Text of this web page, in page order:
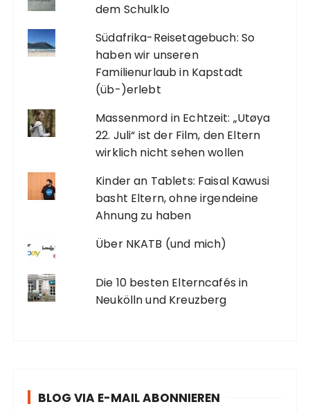
dem Schulklo
Südafrika-Reisetagebuch: So
haben wir unseren
Familienurlaub in Kapstadt
(üb-)erlebt
Massenmord in Echtzeit: „Utøya
22. Juli“ ist der Film, den Eltern
wirklich nicht sehen wollen
Kinder an Tablets: Faisal Kawusi
basht Eltern, ohne irgendeine
Ahnung zu haben
Über NKATB (und mich)
Die 10 besten Elterncafés in
Neukölln und Kreuzberg
BLOG VIA E-MAIL ABONNIEREN